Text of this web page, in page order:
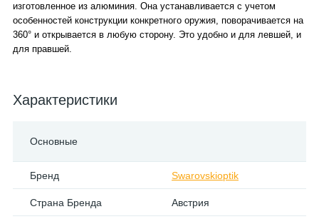
изготовленное из алюминия. Она устанавливается с учетом
особенностей конструкции конкретного оружия, поворачивается на
360° и открывается в любую сторону. Это удобно и для левшей, и
для правшей.
Характеристики
Основные
Бренд Swarovskioptik
Страна Бренда Австрия